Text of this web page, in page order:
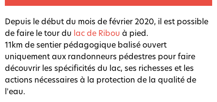
Depuis le début du mois de février 2020, il est possible
de faire le tour du lac de Ribou à pied.
11km de sentier pédagogique balisé ouvert
uniquement aux randonneurs pédestres pour faire
découvrir les spécificités du lac, ses richesses et les
actions nécessaires à la protection de la qualité de
l'eau.